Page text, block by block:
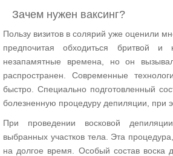
Зачем нужен ваксинг?
Пользу визитов в солярий уже оценили
предпочитая обходиться бритвой и
незапамятные времена, но он
распространен. Современные
быстро. Специально подготовленный
болезненную процедуру депиляции, при
При проведении восковой
выбранных участков тела. Эта
на долгое время. Особый состав воска